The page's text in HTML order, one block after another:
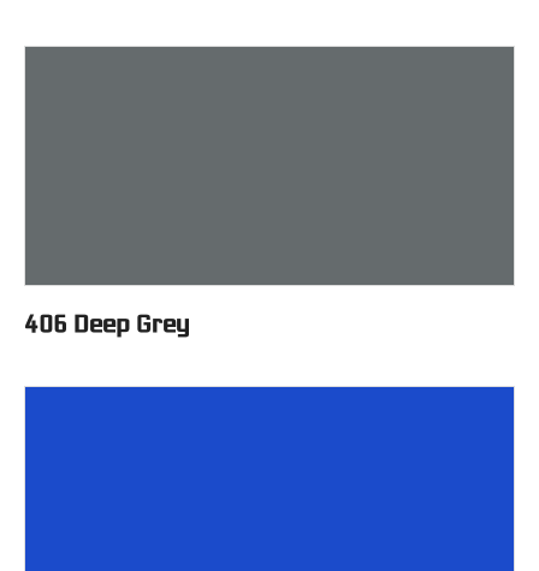
406 Deep Grey